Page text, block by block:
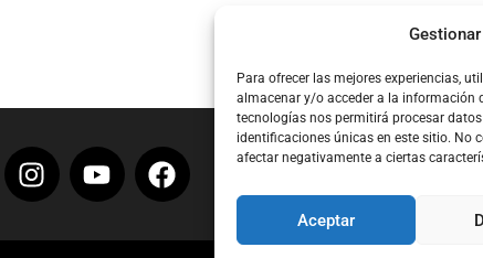
Para ofrecer las mejores experiencias,
almacenar y/o acceder a la información
tecnologías nos permitirá procesar
identificaciones únicas en este sitio. No
afectar negativamente a ciertas
Aceptar